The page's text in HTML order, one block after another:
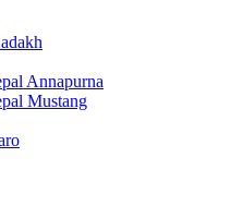
Annapurna
Mustang